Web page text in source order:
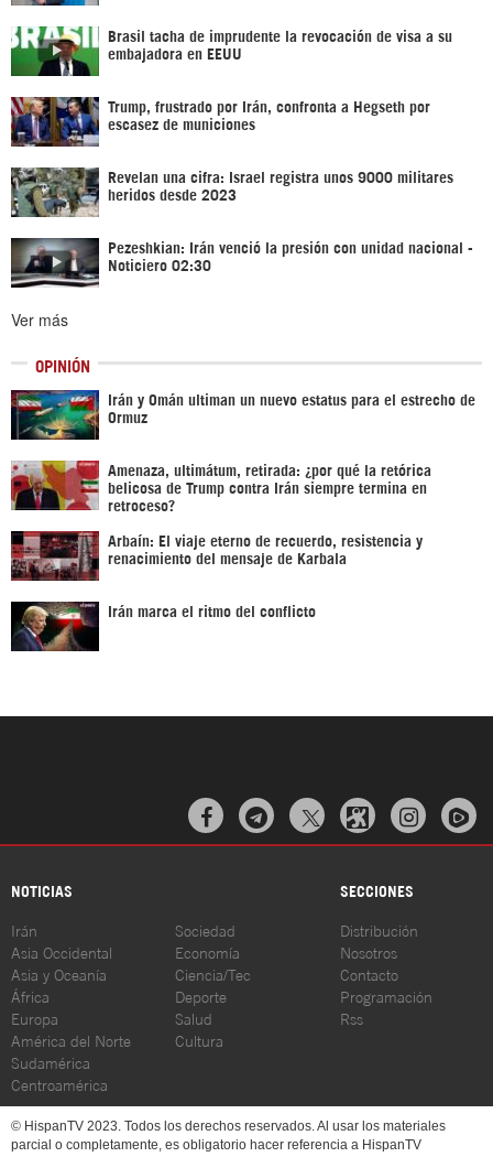
Brasil tacha de imprudente la revocación de visa a su
embajadora en EEUU
Trump, frustrado por Irán, confronta a Hegseth por
escasez de municiones
Revelan una cifra: Israel registra unos 9000 militares
heridos desde 2023
Pezeshkian: Irán venció la presión con unidad nacional -
Noticiero 02:30
Ver más
OPINIÓN
Irán y Omán ultiman un nuevo estatus para el estrecho de
Ormuz
Amenaza, ultimátum, retirada: ¿por qué la retórica
belicosa de Trump contra Irán siempre termina en
retroceso?
Arbaín: El viaje eterno de recuerdo, resistencia y
renacimiento del mensaje de Karbala
Irán marca el ritmo del conflicto
  
NOTICIAS SECCIONES
Irán
Asia Occidental
Asia y Oceanía
África
Europa
América del Norte
Sudamérica
Centroamérica
Sociedad
Economía
Ciencia/Tec
Deporte
Salud
Cultura
Distribución
Nosotros
Contacto
Programación
Rss
© HispanTV 2023. Todos los derechos reservados. Al usar los materiales
parcial o completamente, es obligatorio hacer referencia a HispanTV